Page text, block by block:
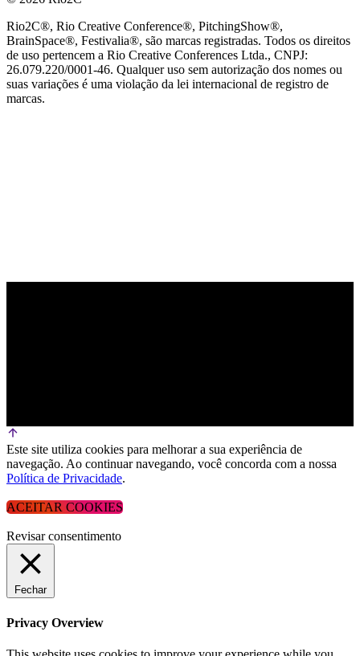
Rio2C®, Rio Creative Conference®, PitchingShow®,
BrainSpace®, Festivalia®, são marcas registradas. Todos os direitos
de uso pertencem a Rio Creative Conferences Ltda., CNPJ:
26.079.220/0001-46. Qualquer uso sem autorização dos nomes ou
suas variações é uma violação da lei internacional de registro de
marcas.
Este site utiliza cookies para melhorar a sua experiência de
navegação. Ao continuar navegando, você concorda com a nossa
Política de Privacidade.
ACEITAR COOKIES
Revisar consentimento
Fechar
Privacy Overview